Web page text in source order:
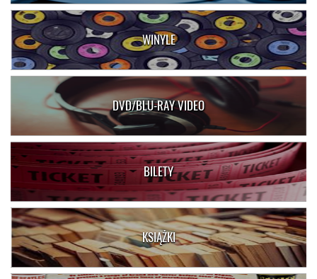
WINYLE
DVD/BLU-RAY VIDEO
BILETY
KSIĄŻKI